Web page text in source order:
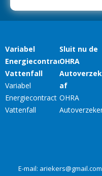
E-mail: ariekers@gmail.com